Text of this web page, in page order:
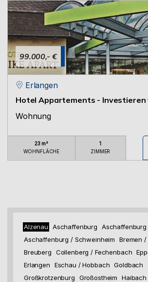
99.000,- €
Erlangen
Hotel Appartements - Investieren
Wohnung
23 m²
WOHNFLÄCHE
1
ZIMMER
Alzenau Aschaffenburg
Aschaffenburg
Aschaffenburg / Schweinheim
Bremen /
Breuberg
Collenberg / Fechenbach
Erlangen
Eschau / Hobbach Goldbach
Großkrotzenburg
Großostheim Haibach